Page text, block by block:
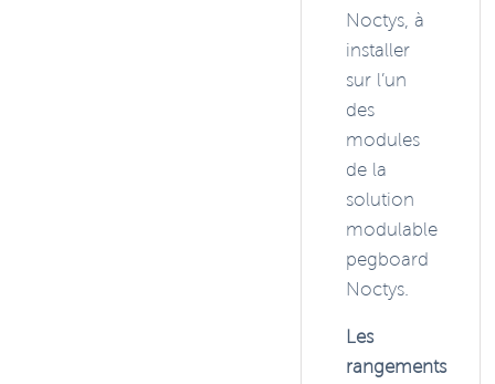
Noctys, à
installer
sur l’un
des
modules
de la
solution
modulable
pegboard
Noctys.
Les
rangements